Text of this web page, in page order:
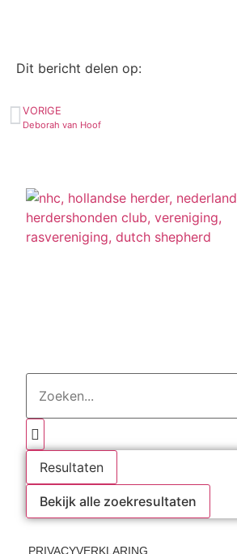
Dit bericht delen op:
VORIGE
Deborah van Hoof
Resultaten
Bekijk alle zoekresultaten
PRIVACYVERKLARING